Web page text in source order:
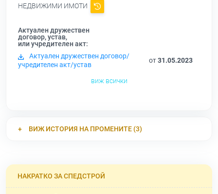
НЕДВИЖИМИ ИМОТИ
Актуален дружествен
договор, устав,
или учредителен акт:
Актуален дружествен договор/
учредителен акт/устав
от31.05.2023
виж всички
ВИЖ ИСТОРИЯ НА ПРОМЕНИТЕ (3)
НАКРАТКО ЗА СПЕДСТРОЙ